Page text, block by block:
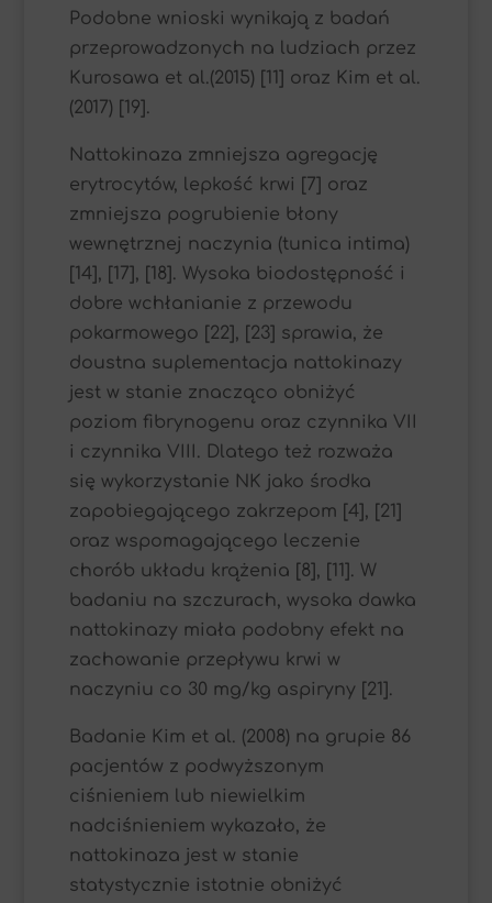
Podobne wnioski wynikają z badań
przeprowadzonych na ludziach przez
Kurosawa et al.(2015) [11] oraz Kim et al.
(2017) [19].
Nattokinaza zmniejsza agregację
erytrocytów, lepkość krwi [7] oraz
zmniejsza pogrubienie błony
wewnętrznej naczynia (tunica intima)
[14], [17], [18]. Wysoka biodostępność i
dobre wchłanianie z przewodu
pokarmowego [22], [23] sprawia, że
doustna suplementacja nattokinazy
jest w stanie znacząco obniżyć
poziom fibrynogenu oraz czynnika VII
i czynnika VIII. Dlatego też rozważa
się wykorzystanie NK jako środka
zapobiegającego zakrzepom [4], [21]
oraz wspomagającego leczenie
chorób układu krążenia [8], [11]. W
badaniu na szczurach, wysoka dawka
nattokinazy miała podobny efekt na
zachowanie przepływu krwi w
naczyniu co 30 mg/kg aspiryny [21].
Badanie Kim et al. (2008) na grupie 86
pacjentów z podwyższonym
ciśnieniem lub niewielkim
nadciśnieniem wykazało, że
nattokinaza jest w stanie
statystycznie istotnie obniżyć